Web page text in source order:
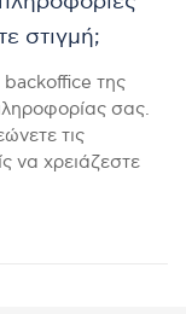
στιγμή;
της
σας.
τις
να χρειάζεστε